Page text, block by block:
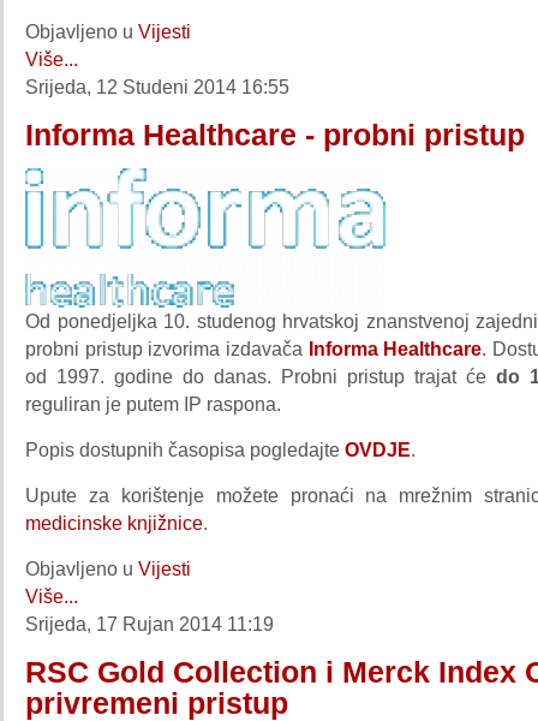
Objavljeno u Vijesti
Više...
Srijeda, 12 Studeni 2014 16:55
Informa Healthcare - probni pristup
Od ponedjeljka 10. studenog hrvatskoj znanstvenoj
probni pristup izvorima izdavača Informa Healthcare.
od 1997. godine do danas. Probni pristup trajat će do
reguliran je putem IP raspona.
Popis dostupnih časopisa pogledajte OVDJE.
Upute za korištenje možete pronaći na mrežnim
medicinske knjižnice.
Objavljeno u Vijesti
Više...
Srijeda, 17 Rujan 2014 11:19
RSC Gold Collection i Merck Index
privremeni pristup